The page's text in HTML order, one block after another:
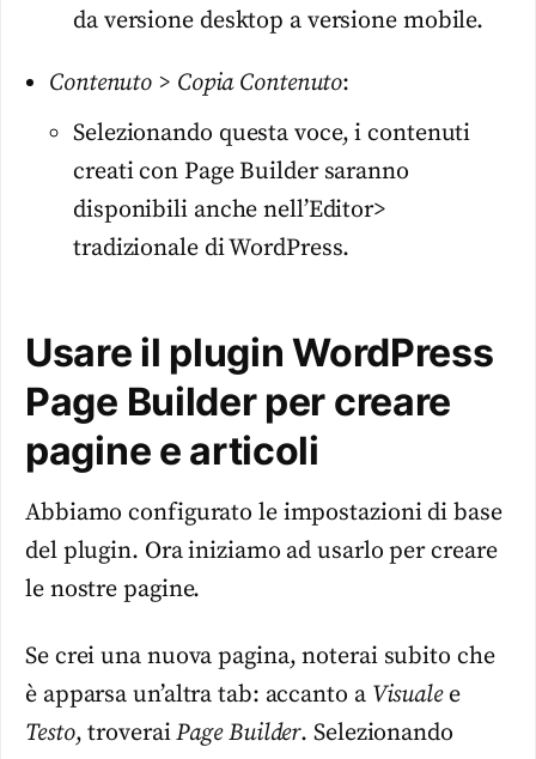
da versione desktop a versione mobile.
Contenuto > Copia Contenuto:
Selezionando questa voce, i contenuti
creati con Page Builder saranno
disponibili anche nell’Editor>
tradizionale di WordPress.
Usare il plugin WordPress
Page Builder per creare
pagine e articoli
Abbiamo configurato le impostazioni di base
del plugin. Ora iniziamo ad usarlo per creare
le nostre pagine.
Se crei una nuova pagina, noterai subito che
è apparsa un’altra tab: accanto a Visualee
Testo, troveraiPage Builder. Selezionando